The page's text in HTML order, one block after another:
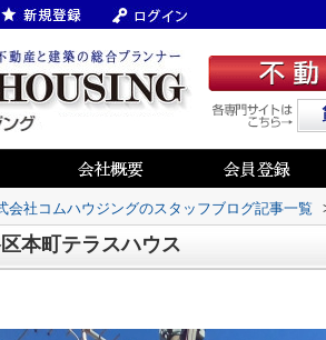
会社コムハウジングのスタッフブログ記事一覧
本町テラスハウス